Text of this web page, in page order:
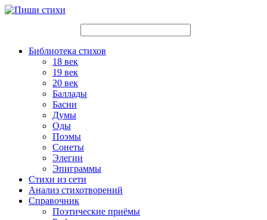
Библиотека стихов
18 век
19 век
20 век
Баллады
Басни
Думы
Оды
Поэмы
Сонеты
Элегии
Эпиграммы
Стихи из сети
Анализ стихотворений
Справочник
Поэтические приёмы